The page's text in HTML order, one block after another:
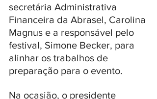
secretária Administrativa
Financeira da Abrasel, Carolina
Magnus e a responsável pelo
festival, Simone Becker, para
alinhar os trabalhos de
preparação para o evento.
Na ocasião, o presidente